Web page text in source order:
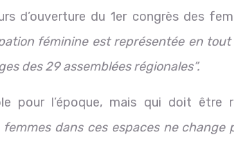
d’ouverture du 1er congrès des
féminine est représentée en tout
des 29 assemblées régionales”.
pour l’époque, mais qui doit être
femmes dans ces espaces ne